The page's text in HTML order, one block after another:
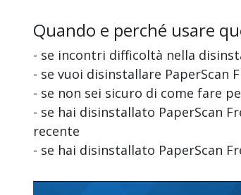
Quando e perché usare
- se incontri difficoltà nella
- se vuoi disinstallare PaperScan
- se non sei sicuro di come fare
- se hai disinstallato PaperScan
recente
- se hai disinstallato PaperScan